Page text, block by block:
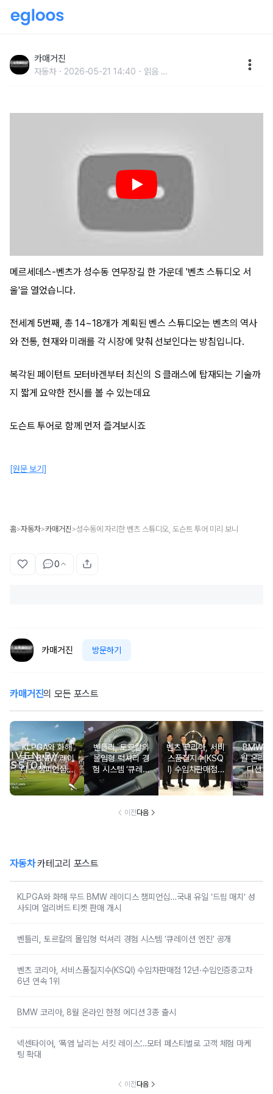
카매거진
자동차 2026-05-21 14:40 읽음 ...
메르세데스-벤츠가 성수동 연무장길 한 가운데 '벤츠 스튜디오 서
울'을 열었습니다.
전세계 5번째, 총 14~18개가 계획된 벤스 스튜디오는 벤츠의 역사
와 전통, 현재와 미래를 각 시장에 맞춰 선보인다는 방침입니다.
복각된 페이턴트 모터바겐부터 최신의 S 클래스에 탑재되는 기술까
지 짧게 요약한 전시를 볼 수 있는데요
도슨트 투어로 함께 먼저 즐겨보시죠
[원문 보기]
홈>자동차>카매거진 >성수동에 자리한 벤츠 스튜디오, 도슨트 투어 미리 보니
0
카매거진 방문하기
카매거진의 모든 포스트
KLPGA와 화해
무드 BMW 레이
디스 챔피언십…
국내 유일 ‘드림
매치’ 성사되며 얼
벤틀리, 토르칼의
몰입형 럭셔리 경
험 시스템 ‘큐레이
션 엔진’ 공개
벤츠 코리아, 서비
스품질지수(KSQ
I) 수입차판매점 1
2년·수입인증중고
차 6년 연속 1위
BMW
월 온라
디션 3
이전다음
자동차카테고리 포스트
KLPGA와 화해 무드 BMW 레이디스 챔피언십…국내 유일 ‘드림 매치’ 성
사되며 얼리버드 티켓 판매 개시
벤틀리, 토르칼의 몰입형 럭셔리 경험 시스템 ‘큐레이션 엔진’ 공개
벤츠 코리아, 서비스품질지수(KSQI) 수입차판매점 12년·수입인증중고차
6년 연속 1위
BMW 코리아, 8월 온라인 한정 에디션 3종 출시
넥센타이어, ‘폭염 날리는 서킷 레이스’…모터 페스티벌로 고객 체험 마케
팅 확대
이전다음